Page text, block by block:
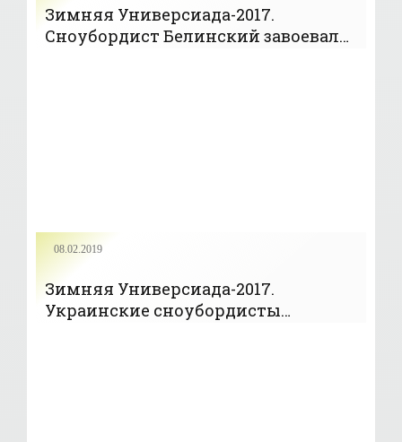
Зимняя Универсиада-2017.
Сноубордист Белинский завоевал
08.02.2019
Зимняя Универсиада-2017.
Украинские сноубордисты